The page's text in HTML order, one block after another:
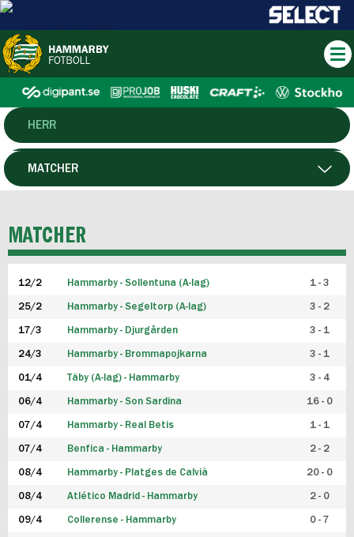
HERR
DAM
P19
F19
FUTSAL HERR
FUTSAL DAM
MATCHER
MATCHER
12/2 Hammarby - Sollentuna (A-lag) 1 - 3
25/2 Hammarby - Segeltorp (A-lag) 3 - 2
17/3 Hammarby - Djurgården 3 - 1
24/3 Hammarby - Brommapojkarna 3 - 1
01/4 Täby (A-lag) - Hammarby 3 - 4
06/4 Hammarby - Son Sardina 16 - 0
07/4 Hammarby - Real Betis 1 - 1
07/4 Benfica - Hammarby 2 - 2
08/4 Hammarby - Platges de Calvià 20 - 0
08/4 Atlético Madrid - Hammarby 2 - 0
09/4 Collerense - Hammarby 0 - 7